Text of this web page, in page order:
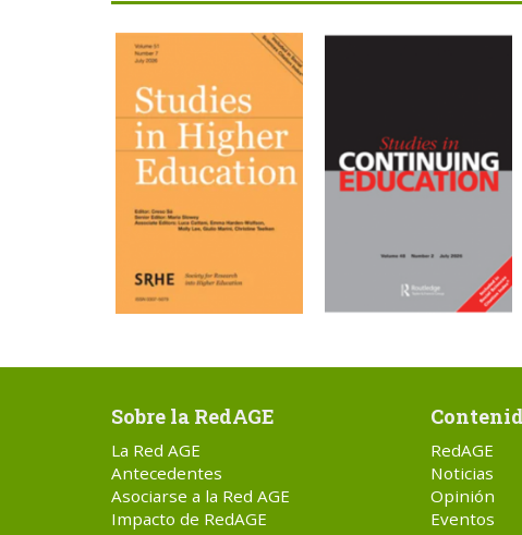
Sobre la RedAGE
La Red AGE
Antecedentes
Asociarse a la Red AGE
Impacto de RedAGE
RedAGE
Noticias
Opinión
Eventos